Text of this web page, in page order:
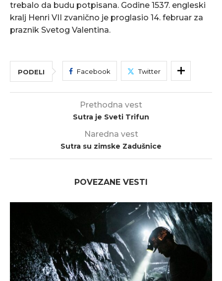
trebalo da budu potpisana. Godine 1537. engleski
kralj Henri VII zvanično je proglasio 14. februar za
praznik Svetog Valentina.
PODELI Facebook Twitter
Prethodna vest
Sutra je Sveti Trifun
Naredna vest
Sutra su zimske Zadušnice
POVEZANE VESTI